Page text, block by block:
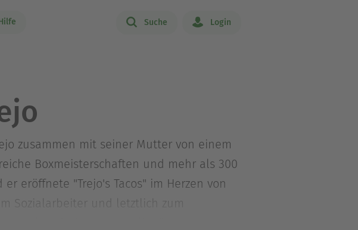
Suche Login
zusammen mit seiner Mutter von einem
Boxmeisterschaften und mehr als 300
eröffnete "Trejo's Tacos" im Herzen von
Sozialarbeiter und letztlich zum